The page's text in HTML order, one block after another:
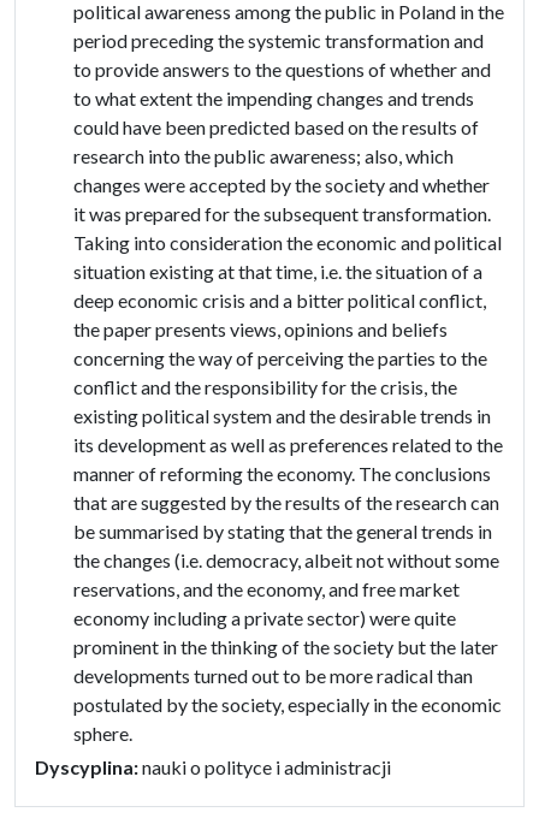
political awareness among the public in Poland in the
period preceding the systemic transformation and
to provide answers to the questions of whether and
to what extent the impending changes and trends
could have been predicted based on the results of
research into the public awareness; also, which
changes were accepted by the society and whether
it was prepared for the subsequent transformation.
Taking into consideration the economic and political
situation existing at that time, i.e. the situation of a
deep economic crisis and a bitter political conflict,
the paper presents views, opinions and beliefs
concerning the way of perceiving the parties to the
conflict and the responsibility for the crisis, the
existing political system and the desirable trends in
its development as well as preferences related to the
manner of reforming the economy. The conclusions
that are suggested by the results of the research can
be summarised by stating that the general trends in
the changes (i.e. democracy, albeit not without some
reservations, and the economy, and free market
economy including a private sector) were quite
prominent in the thinking of the society but the later
developments turned out to be more radical than
postulated by the society, especially in the economic
sphere.
Dyscyplina:nauki o polityce i administracji